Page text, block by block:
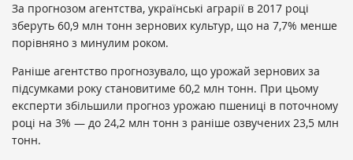
За прогнозом агентства, українські аграрії в 2017 році
зберуть 60,9 млн тонн зернових культур, що на 7,7% менше
порівняно з минулим роком.
Раніше агентство прогнозувало, що урожай зернових за
підсумками року становитиме 60,2 млн тонн. При цьому
експерти збільшили прогноз урожаю пшениці в поточному
році на 3% — до 24,2 млн тонн з раніше озвучених 23,5 млн
тонн.